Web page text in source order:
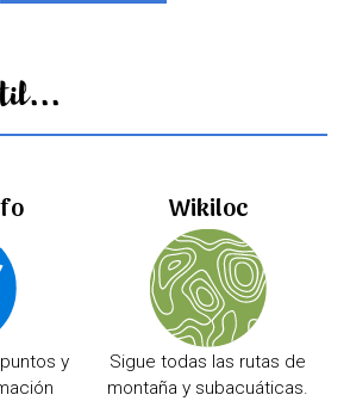
y
Wikiloc
Sigue todas las rutas de
montaña y subacuáticas.